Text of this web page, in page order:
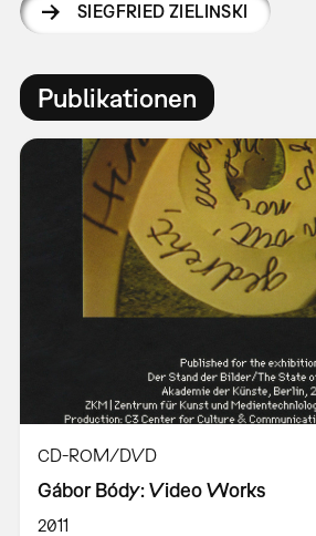
SIEGFRIED ZIELINSKI
Publikationen
CD-ROM/DVD
Gábor Bódy: Video Works
2011